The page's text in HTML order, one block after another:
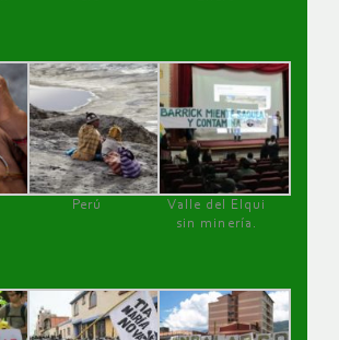
Perú
Valle del Elqui
sin minería.